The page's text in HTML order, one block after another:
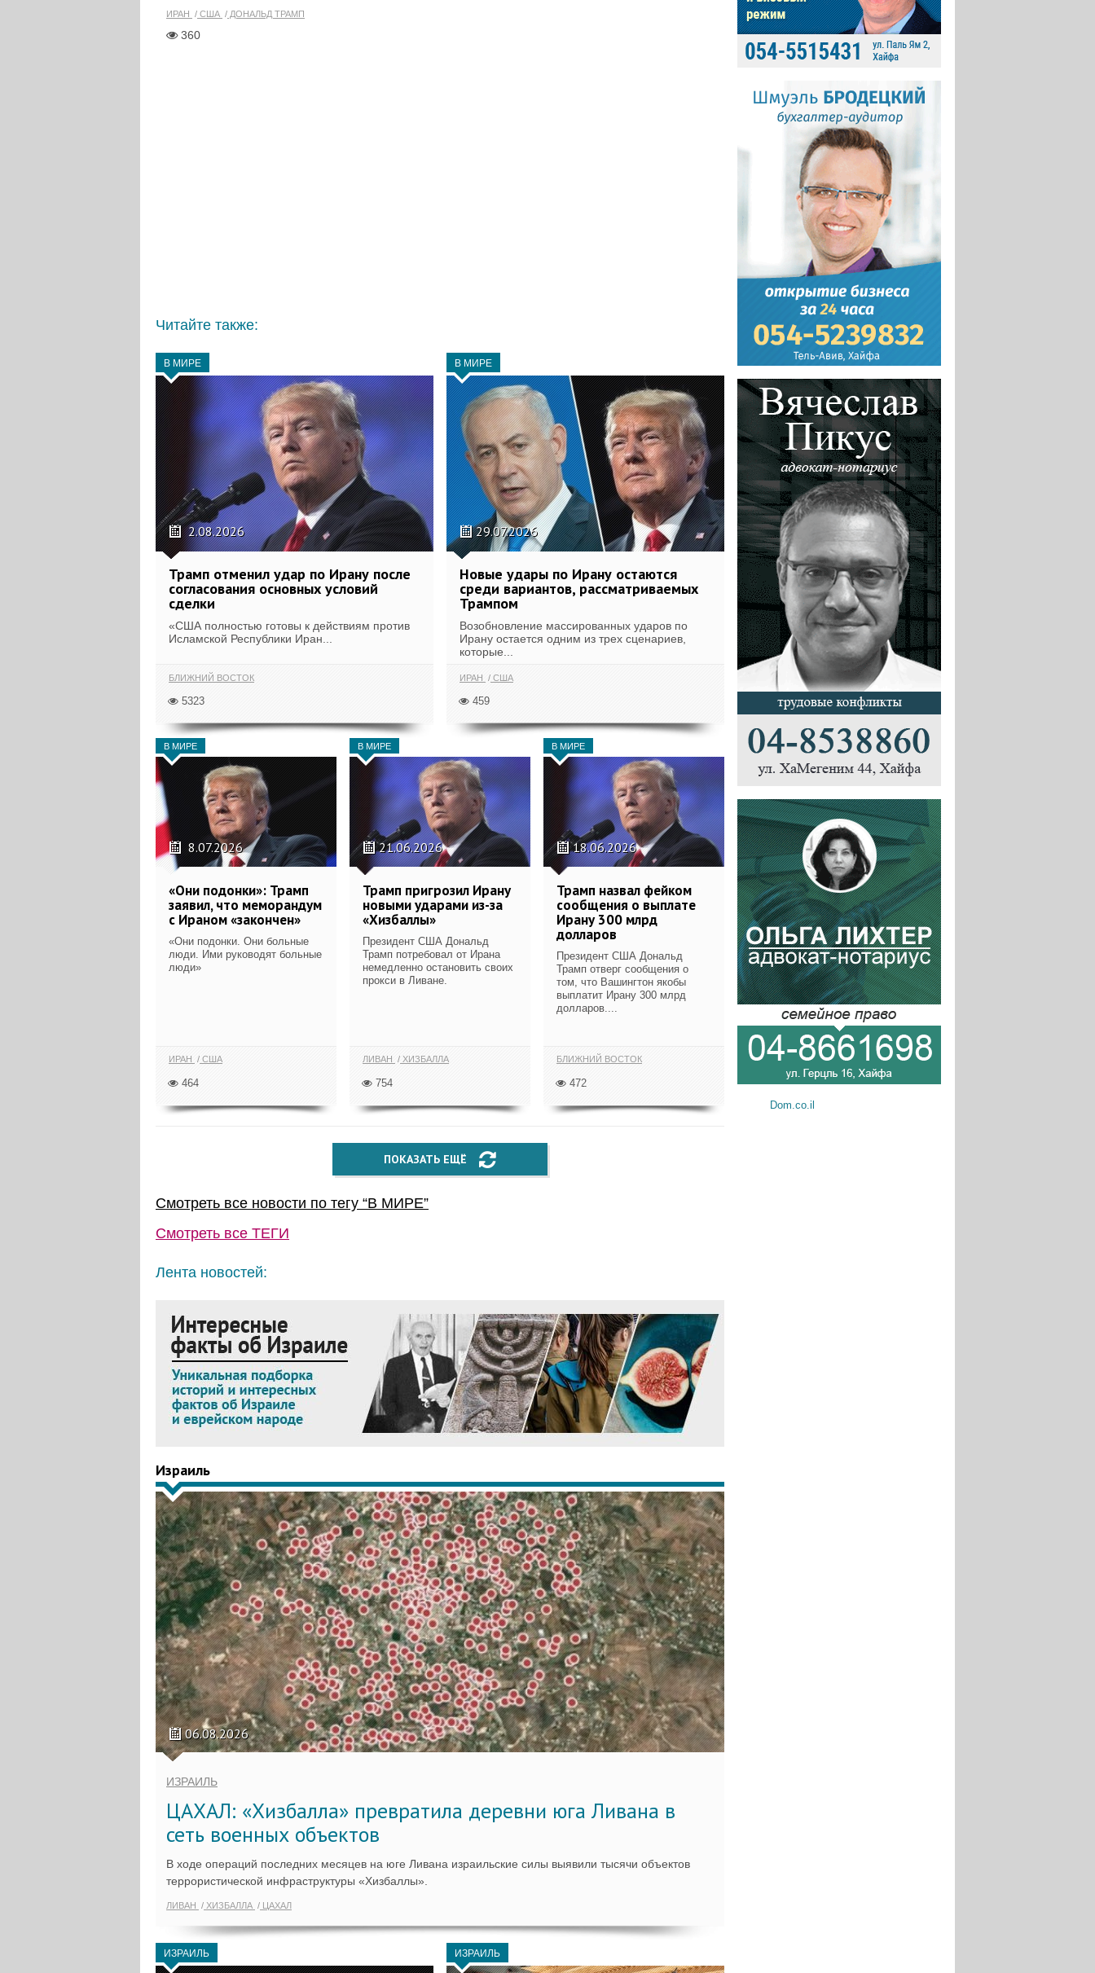
ИРАН США ДОНАЛЬД ТРАМП
360
Читайте также:
В МИРЕ
2.08.2026
Трамп отменил удар по Ирану после
согласования основных условий
сделки
«США полностью готовы к действиям против
Исламской Республики Иран...
БЛИЖНИЙ ВОСТОК
5323
В МИРЕ
29.07.2026
Новые удары по Ирану остаются
среди вариантов, рассматриваемых
Трампом
Возобновление массированных ударов по
Ирану остается одним из трех сценариев,
которые...
ИРАН США
459
В МИРЕ
8.07.2026
«Они подонки»: Трамп
заявил, что меморандум
с Ираном «закончен»
«Они подонки. Они больные
люди. Ими руководят больные
люди»
ИРАН США
464
В МИРЕ
21.06.2026
Трамп пригрозил Ирану
новыми ударами из-за
«Хизбаллы»
Президент США Дональд
Трамп потребовал от Ирана
немедленно остановить своих
прокси в Ливане.
ЛИВАН ХИЗБАЛЛА
754
В МИРЕ
18.06.2026
Трамп назвал фейком
сообщения о выплате
Ирану 300 млрд
долларов
Президент США Дональд
Трамп отверг сообщения о
том, что Вашингтон якобы
выплатит Ирану 300 млрд
долларов....
БЛИЖНИЙ ВОСТОК
472
ПОКАЗАТЬ ЕЩЁ
Смотреть все новости по тегу “В МИРЕ”
Смотреть все ТЕГИ
Лента новостей:
Израиль
06.08.2026
ИЗРАИЛЬ
ЦАХАЛ: «Хизбалла» превратила деревни юга Ливана в
сеть военных объектов
В ходе операций последних месяцев на юге Ливана израильские силы выявили тысячи объектов
террористической инфраструктуры «Хизбаллы».
ЛИВАН ХИЗБАЛЛА ЦАХАЛ
ИЗРАИЛЬ ИЗРАИЛЬ
Dom.co.il